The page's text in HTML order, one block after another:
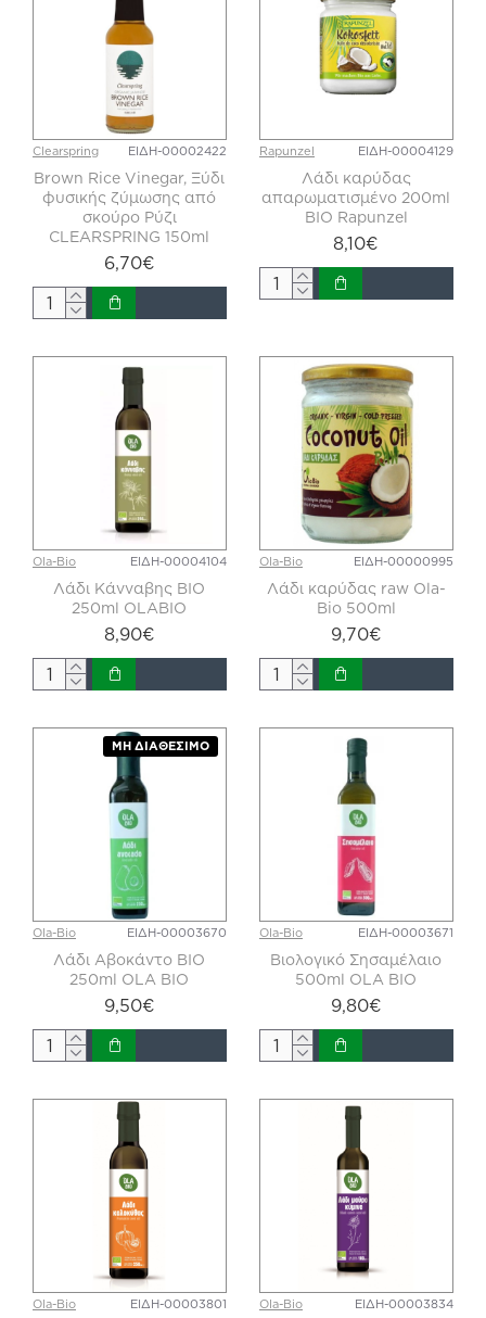
Clearspring ΕΙΔΗ-00002422
Brown Rice Vinegar, Ξύδι
φυσικής ζύμωσης από
σκούρο Ρύζι
CLEARSPRING 150ml
6,70€
Rapunzel ΕΙΔΗ-00004129
Λάδι καρύδας
απαρωματισμένο 200ml
BIO Rapunzel
8,10€
Ola-Bio ΕΙΔΗ-00004104
Λάδι Κάνναβης BIO
250ml OLABIO
8,90€
Ola-Bio ΕΙΔΗ-00000995
Λάδι καρύδας raw Ola-
Bio 500ml
9,70€
ΜΗ ΔΙΑΘΈΣΙΜΟ
Ola-Bio ΕΙΔΗ-00003670
Λάδι Αβοκάντο ΒΙΟ
250ml OLA BIO
9,50€
Ola-Bio ΕΙΔΗ-00003671
Βιολογικό Σησαμέλαιο
500ml OLA BIO
9,80€
Ola-Bio ΕΙΔΗ-00003801 Ola-Bio ΕΙΔΗ-00003834